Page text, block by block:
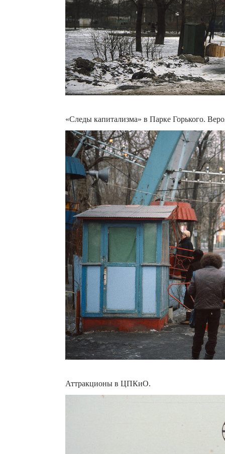
«Следы капитализма» в Парке Горького.
Аттракционы в ЦПКиО.